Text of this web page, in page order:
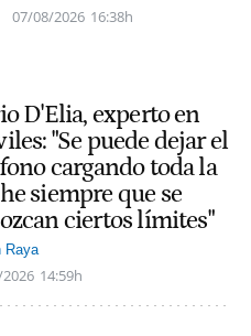
07/08/2026 16:38h
D'Elia, experto en
"Se puede dejar el
cargando toda la
siempre que se
ciertos límites"
Raya
14:59h